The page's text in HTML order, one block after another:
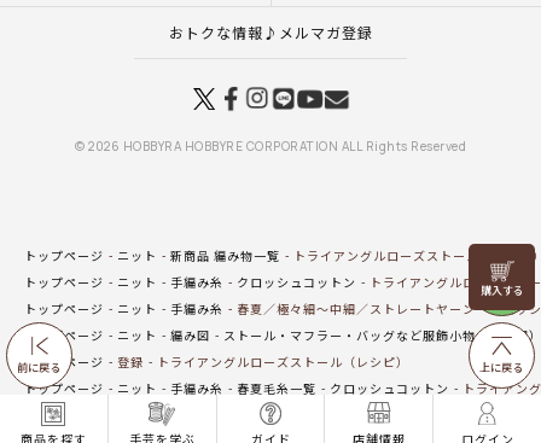
商品を探す 手芸を学ぶ ガイド 店舗情報 ログイン
前に戻る
リリヤン
フェア
上に戻る
おトクな情報♪メルマガ登録
© 2026 HOBBYRA HOBBYRE CORPORATION ALL Rights Reserved
トップページ ニット 新商品 編み物一覧
トライアングルローズストール（レシピ
トップページ
ニット 手編み糸 クロッシュコットン
トライアングルローズスト
トップページ
ニット 手編み糸 春夏／極々細～中細／ストレートヤーン クロッ
トップページ
ニット 編み図
ストール・マフラー・バッグなど服飾小物（編み図）
トップページ
登録
トライアングルローズストール（レシピ）
トップページ
ニット 手編み糸 春夏毛糸一覧 クロッシュコットン
トライアン
トップページ
一覧はこちら(ウエア・ストール・マフラー)
トライアングルローズ